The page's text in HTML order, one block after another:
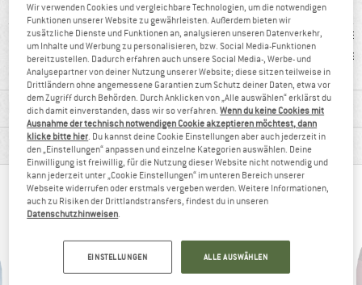
96%
Weiterempfehlung
Kunden sagen:
guter Schnitt
MATERIALINFOS & FEATURES
PRODUKTBESCHREIBUNG
ANDERE BERGFREUNDE SCHAUTEN SICH AUCH
Wir verwenden Cookies und vergleichbare Technologien, um die notwendigen
Funktionen unserer Website zu gewährleisten. Außerdem bieten wir
zusätzliche Dienste und Funktionen an, analysieren unseren Datenverkehr,
um Inhalte und Werbung zu personalisieren, bzw. Social Media-Funktionen
bereitzustellen. Dadurch erfahren auch unsere Social Media-, Werbe- und
Analysepartner von deiner Nutzung unserer Website; diese sitzen teilweise in
Drittländern ohne angemessene Garantien zum Schutz deiner Daten, etwa vor
dem Zugriff durch Behörden. Durch Anklicken von „Alle auswählen“ erklärst du
dich damit einverstanden, dass wir so verfahren.Wenn du keine Cookies mit
Ausnahme der technisch notwendigen Cookie akzeptieren möchtest, dann
klicke bitte hier. Du kannst deine Cookie Einstellungen aber auch jederzeit in
den „Einstellungen“ anpassen und einzelne Kategorien auswählen. Deine
Einwilligung ist freiwillig, für die Nutzung dieser Website nicht notwendig und
kann jederzeit unter „Cookie Einstellungen“ im unteren Bereich unserer
Webseite widerrufen oder erstmals vergeben werden. Weitere Informationen,
auch zu Risiken der Drittlandstransfers, findest du in unseren
Datenschutzhinweisen.
EINSTELLUNGEN ALLE AUSWÄHLEN